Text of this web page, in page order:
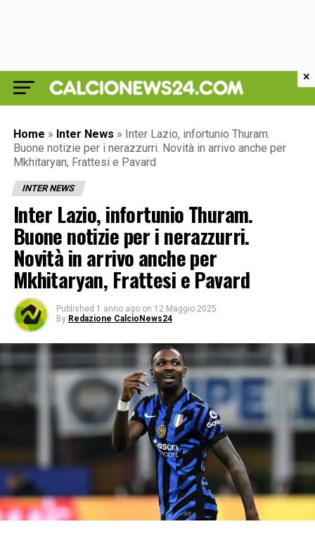
Home » Inter News » Inter Lazio, infortunio Thuram.
Buone notizie per i nerazzurri. Novità in arrivo anche per
Mkhitaryan, Frattesi e Pavard
INTER NEWS
Inter Lazio, infortunio Thuram.
Buone notizie per i nerazzurri.
Novità in arrivo anche per
Mkhitaryan, Frattesi e Pavard
Published 1 anno ago on 12 Maggio 2025
By Redazione CalcioNews24
×